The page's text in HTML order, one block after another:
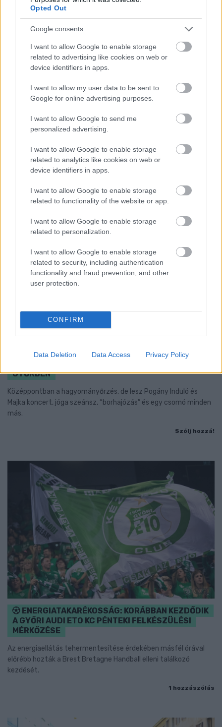
Opted Out
Google consents
I want to allow Google to enable storage
related to advertising like cookies on web or
device identifiers in apps.
I want to allow my user data to be sent to
Google for online advertising purposes.
I want to allow Google to send me
personalized advertising.
I want to allow Google to enable storage
related to analytics like cookies on web or
device identifiers in apps.
I want to allow Google to enable storage
related to functionality of the website or app.
I want to allow Google to enable storage
related to personalization.
I want to allow Google to enable storage
related to security, including authentication
functionality and fraud prevention, and other
user protection.
CONFIRM
Data Deletion Data Access Privacy Policy
INFLÁCIÓ MAGYARORSZÁGON
Júliusban mindössze 1,2 százalékkal emelkedtek éves
összevetésben a fogyasztói árak, miközben az élelmiszerek ára
már csökkent.
A BAROKK ÖSSZES ÁRNYALATA ÉS MÉG EGY SOR
GYŐRBEN
Középpontban a hagyományőrzés, de lesz Pogány Induló és
Majka koncert, jóga szeánsz, “borhajózás” és egy csomó minden
más.
Szólj hozzá!
ENERGIATAKARÉKOSSÁG: KORÁBBAN KEZDŐDIK
A GYŐRI AUDI ETO KC PÉNTEKI FELKÉSZÜLÉSI
MÉRKŐZÉSE
Az energiaellátás tehermentesítése érdekében másfél órával
előrébb hozták a Brest Bretagne Handball elleni találkozó
kezdését.
1 hozzászólás